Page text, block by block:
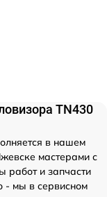
TN430
в нашем
мастерами с
работ и запчасти
- мы в сервисном